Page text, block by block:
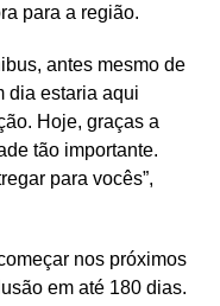
para a região.
antes mesmo de
dia estaria aqui
Hoje, graças a
tão importante.
para vocês”,
nos próximos
em até 180 dias.